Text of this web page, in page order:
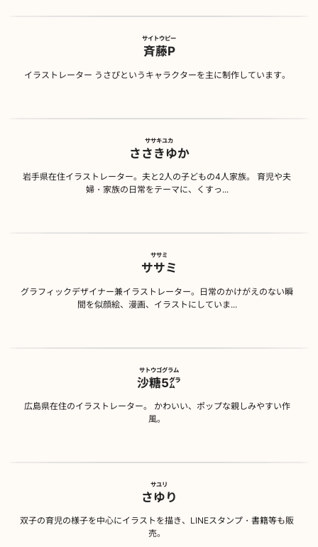
サイトウピー
斉藤P
イラストレーター うさぴというキャラクターを主に制作しています。
ササキユカ
ささきゆか
岩手県在住イラストレーター。夫と2人の子どもの4人家族。 育児や夫
婦・家族の日常をテーマに、くすっ...
ササミ
ササミ
グラフィックデザイナー兼イラストレーター。日常のかけがえのない瞬
間を似顔絵、漫画、イラストにしていま...
サトウゴグラム
沙糖5㌘
広島県在住のイラストレーター。 かわいい、ポップな親しみやすい作
風。
サユリ
さゆり
双子の育児の様子を中心にイラストを描き、LINEスタンプ・書籍等も販
売。